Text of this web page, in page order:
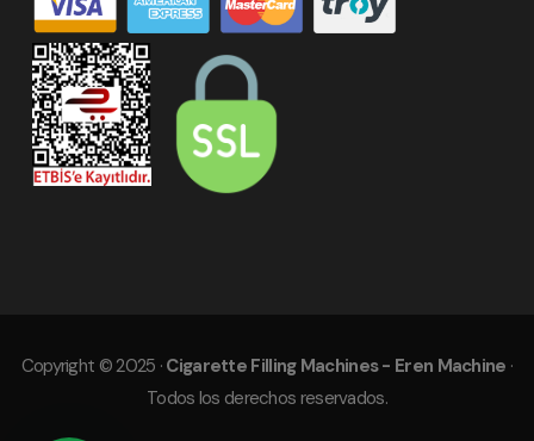
Copyright © 2025 · Cigarette Filling Machines - Eren Machine ·
Todos los derechos reservados.